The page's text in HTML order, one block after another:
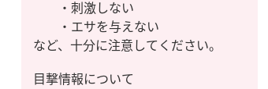
・刺激しない
・エサを与えない
など、十分に注意してください。
目撃情報について